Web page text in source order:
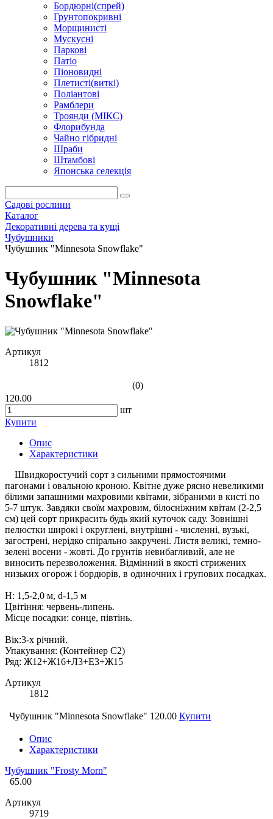
Бордюрні(спрей)
Грунтопокривні
Морщинисті
Мускусні
Паркові
Патіо
Піоновидні
Плетисті(виткі)
Поліантові
Рамблери
Троянди (МІКС)
Флорибунда
Чайно гібридні
Шраби
Штамбові
Японська селекція
Садові рослини
Каталог
Декоративні дерева та кущі
Чубушники
Чубушник "Minnesota Snowflake"
Чубушник "Minnesota
Snowflake"
Артикул
1812
(0)
120.00
шт
Купити
Опис
Характеристики
Швидкоростучий сорт з сильними прямостоячими
пагонами і овальною кроною. Квітне дуже рясно невеликими
білими запашними махровими квітами, зібраними в кисті по
5-7 штук. Завдяки своїм махровим, білосніжним квітам (2-2,5
см) цей сорт прикрасить будь який куточок саду. Зовнішні
пелюстки широкі і округлені, внутрішні - численні, вузькі,
загострені, нерідко спірально закручені. Листя великі, темно-
зелені восени - жовті. До грунтів невибагливий, але не
виносить перезволоження. Відмінний в якості стрижених
низьких огорож і бордюрів, в одиночних і групових посадках.
Н: 1,5-2,0 м, d-1,5 м
Цвітіння: червень-липень.
Місце посадки: сонце, півтінь.
Вік:3-х річний.
Упакування: (Контейнер С2)
Ряд: Ж12+Ж16+Л3+Е3+Ж15
Артикул
1812
Чубушник "Minnesota Snowflake" 120.00 Купити
Опис
Характеристики
Чубушник "Frosty Morn"
65.00
Артикул
9719